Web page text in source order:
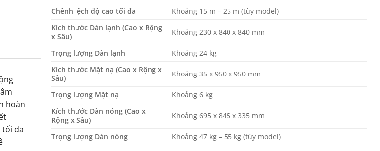
hoàn
tối đa
Chênh lệch độ cao tối đa
Khoảng 15 m – 25 m (tùy model)
Kích thước Dàn lạnh (Cao x Rộng
x Sâu)
Khoảng 230 x 840 x 840 mm
Trọng lượng Dàn lạnh
Khoảng 24 kg
Kích thước Mặt nạ (Cao x Rộng x
Sâu)
Khoảng 35 x 950 x 950 mm
Trọng lượng Mặt nạ
Khoảng 6 kg
Kích thước Dàn nóng (Cao x
Rộng x Sâu)
Khoảng 695 x 845 x 335 mm
Trọng lượng Dàn nóng Khoảng 47 kg – 55 kg (tùy model)